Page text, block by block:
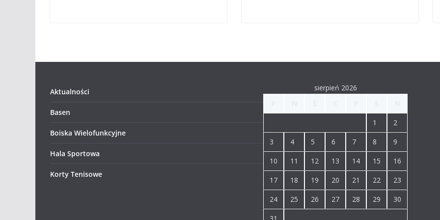
Aktualności
Basen
Boiska Wielofunkcyjne
Hala Sportowa
Korty Tenisowe
sierpień 2026
1 2
3 4 5 6 7 8 9
10 11 12 13 14 15 16
17 18 19 20 21 22 23
24 25 26 27 28 29 30